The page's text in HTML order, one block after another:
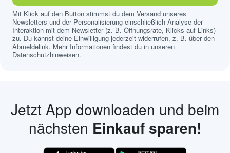
Mit Klick auf den Button stimmst du dem Versand unseres
Newsletters und der Personalisierung einschließlich Analyse der
Interaktion mit dem Newsletter (z. B. Öffnungsrate, Klicks auf Links)
zu. Du kannst deine Einwilligung jederzeit widerrufen, z. B. über den
Abmeldelink. Mehr Informationen findest du in unseren
Datenschutzhinweisen.
Jetzt App downloaden und beim
nächsten Einkauf sparen!